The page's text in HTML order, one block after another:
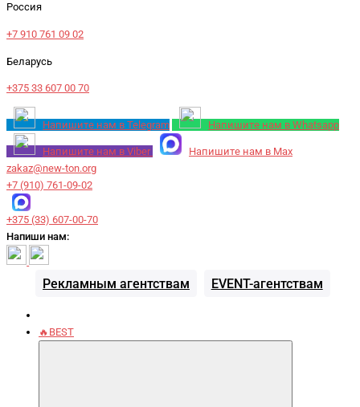
Россия
+7 910 761 09 02
Беларусь
+375 33 607 00 70
Напишите нам в Telegram Напишите нам в Whatsapp
Напишите нам в Viber
Напишите нам в Max
zakaz@new-ton.org
+7 (910) 761-09-02
+375 (33) 607-00-70
Напиши нам:
Рекламным агентствам EVENT-агентствам
🔥BEST